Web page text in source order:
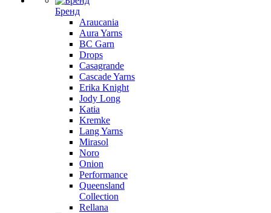
Бренд
Araucania
Aura Yarns
BC Garn
Drops
Casagrande
Cascade Yarns
Erika Knight
Jody Long
Katia
Kremke
Lang Yarns
Mirasol
Noro
Onion
Performance
Queensland
Collection
Rellana